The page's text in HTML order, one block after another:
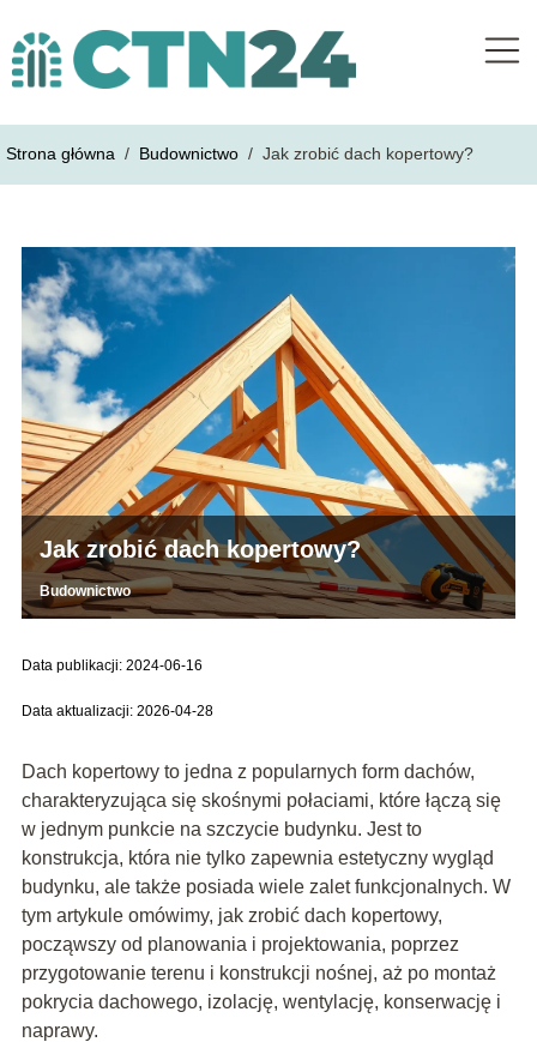
Strona główna / Budownictwo / Jak zrobić dach kopertowy?
Jak zrobić dach kopertowy?
Budownictwo
Data publikacji: 2024-06-16
Data aktualizacji: 2026-04-28
Dach kopertowy to jedna z popularnych form dachów,
charakteryzująca się skośnymi połaciami, które łączą się
w jednym punkcie na szczycie budynku. Jest to
konstrukcja, która nie tylko zapewnia estetyczny wygląd
budynku, ale także posiada wiele zalet funkcjonalnych. W
tym artykule omówimy, jak zrobić dach kopertowy,
począwszy od planowania i projektowania, poprzez
przygotowanie terenu i konstrukcji nośnej, aż po montaż
pokrycia dachowego, izolację, wentylację, konserwację i
naprawy.